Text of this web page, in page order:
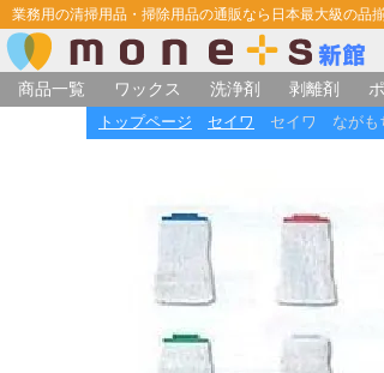
業務用の清掃用品・掃除用品の通販なら日本最大級の品
商品一覧
ワックス 洗浄剤 剥離剤
トップページ セイワ セイワ ながも